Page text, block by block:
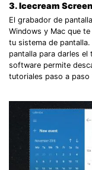
3. Icecream
El grabador de
Windows y Mac que
tu sistema de
pantalla para darles
software permite
tutoriales paso a paso